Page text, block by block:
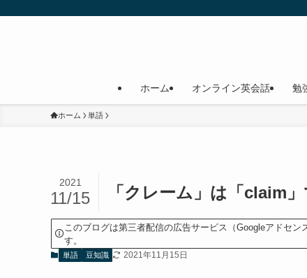
ホーム オンライン英会話 勉
ホーム 単語
「クレーム」は「claim
2021
11/15
このブログは第三者配信の広告サービス（Googleアドセ
す。
単語 豆知識 2021年11月15日